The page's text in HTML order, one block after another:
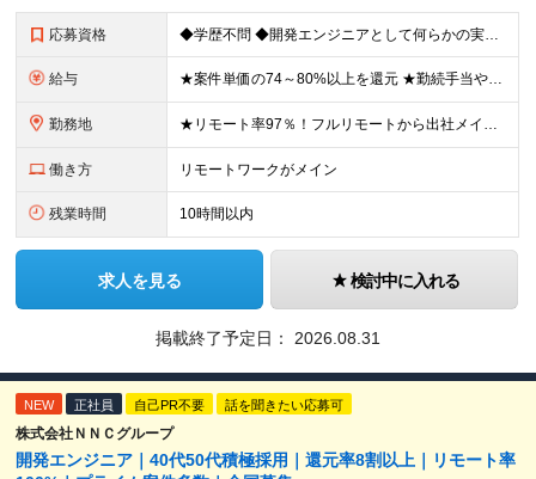
応募資格 ◆学歴不問 ◆開発エンジニアとして何らかの実務経験をお持ちの方 ※経験年数は問いません。 ≪こんな方にピッタリ≫ □ 今の現場のまま給与を上げたい □ 毎日コードを書くだけの環境から抜け出したい □
給与 ★案件単価の74～80%以上を還元 ★勤続手当やリーダー手当の他に社員同士でのランチ代手当などのちょっと嬉しい手当も。 月給30万円～70万円＋各種手当＋賞与（年1回/実績による） ※経験・スキルを
勤務地 ★リモート率97％！フルリモートから出社メインまで、希望に合わせて選べます ★全国47都道府県のプロジェクト先で勤務可能。転勤はありません！ ＜本社＞ 東京都渋谷区渋谷2-19-15 宮益坂ビルディ
働き方 リモートワークがメイン
残業時間 10時間以内
求人を見る 検討中に入れる
掲載終了予定日： 2026.08.31
NEW 正社員 自己PR不要 話を聞きたい応募可
株式会社ＮＮＣグループ
開発エンジニア｜40代50代積極採用｜還元率8割以上｜リモート率